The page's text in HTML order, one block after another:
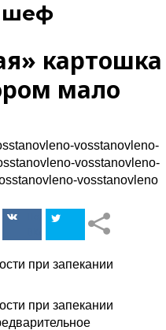
шеф
картошка
мало
Поделиться
при запекании
при запекании